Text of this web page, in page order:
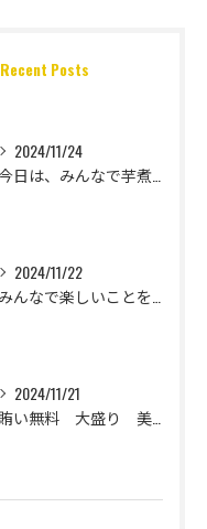
Recent Posts
2024/11/24
2024/11/22
2024/11/21